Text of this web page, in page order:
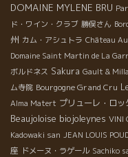
DOMAINE MYLENE BRU
ド・ワイン・クラブ 勝俣さん
州 カム・アシュトラ Château
Domaine Saint Martin de La
ボルドネス Sakura Gault &
ム寺院 Bourgogne Grand Cru
Alma Matert プリューレ・ロッ
Beaujoloise biojoleynes VINI
Kadowaki san JEAN LOUIS
座 ドメーヌ・ラゲール Sachiko